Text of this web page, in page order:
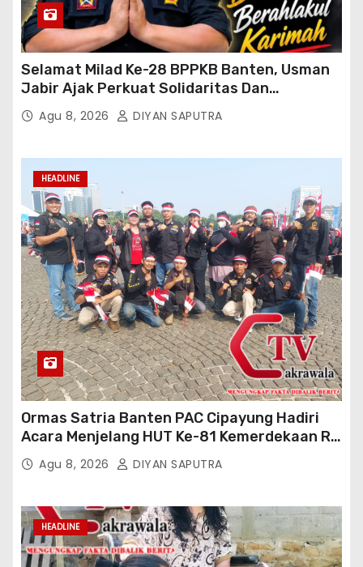
Selamat Milad Ke-28 BPPKB Banten, Usman
Jabir Ajak Perkuat Solidaritas Dan
Kebersamaan
Agu 8, 2026 DIYAN SAPUTRA
HEADLINE
Ormas Satria Banten PAC Cipayung Hadiri
Acara Menjelang HUT Ke-81 Kemerdekaan RI
Di Silang Monas
Agu 8, 2026 DIYAN SAPUTRA
HEADLINE